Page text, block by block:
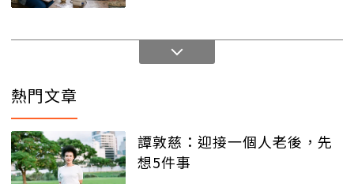
熱門文章
譚敦慈：迎接一個人老後，先
想5件事